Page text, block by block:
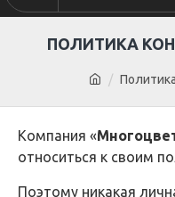
ПОЛИТИКА
Компания «
относиться к своим
Поэтому никакая